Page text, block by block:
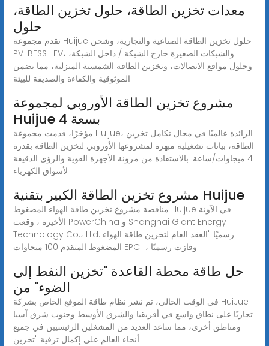
معدات تخزين الطاقة، حلول تخزين الطاقة،
حلول
تقدم مجموعة Huijue حلول تخزين الطاقة الصناعية والتجارية، وشحن
PV-BESS -EV، والشبكات الصغيرة خارج الشبكة / داخل الشبكة،
وحلول مواقع الاتصالات، وتخزين الطاقة الشمسية المنزلية، مما يضمن
الموثوقية والكفاءة والصديقة للبيئة.
مشروع تخزين الطاقة الأوروبي لمجموعة
Huijue بسعة 4
مؤخرًا، قدمت مجموعة Huijue، الرائدة عالميًا في مجال تكامل تخزين
الطاقة، بيانات تشغيلية مبهرة لمشروعها الأوروبي لتخزين الطاقة بقدرة
4 ميجاوات/ساعة. بالاستفادة من مرونة الأجهزة القوية والرؤى الدقيقة
لأسواق الكهرباء
مشروع تخزين الطاقة الكبير بتقنية Huijue
مناقصة مشروع تخزين طاقة الهواء المضغوط Huijue في الآونة
الأخيرة ، وقعت PowerChina و Shanghai Giant Energy
Technology Co.، Ltd. رسميًا "العقد العام لتخزين طاقة الهواء
المضغوط المتقدم 100 ميجاوات EPC" ، وفازت رسميًا
حل طاقة محطة القاعدة "تخزين النفط إلى
الضوء" من
في الوقت الحالي، تم نشر نظام طاقة الموقع الخاص بشركة HuiJue
تجاريًا على نطاق واسع في أفريقيا والشرق الأوسط وجنوب شرق آسيا
ومناطق أخرى، مما ساعد العديد من المشغلين الرئيسيين في جميع
أنحاء العالم على إكمال ترقية "تخزين